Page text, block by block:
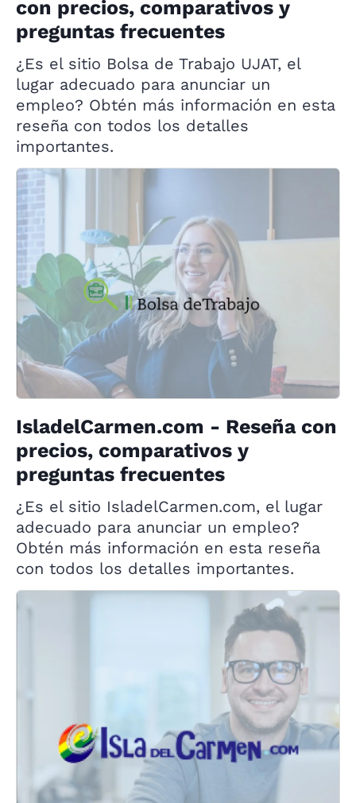
con precios, comparativos y
preguntas frecuentes
¿Es el sitio Bolsa de Trabajo UJAT, el
lugar adecuado para anunciar un
empleo? Obtén más información en esta
reseña con todos los detalles
importantes.
IsladelCarmen.com - Reseña con
precios, comparativos y
preguntas frecuentes
¿Es el sitio IsladelCarmen.com, el lugar
adecuado para anunciar un empleo?
Obtén más información en esta reseña
con todos los detalles importantes.